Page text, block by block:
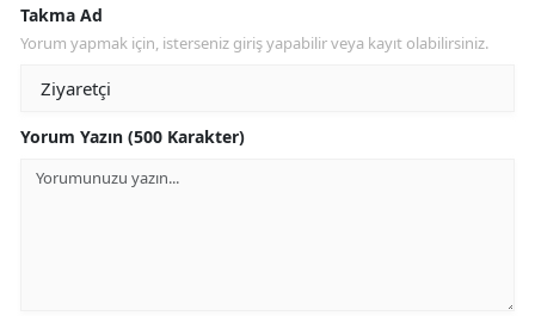
Takma Ad
Yorum yapmak için, isterseniz giriş yapabilir veya kayıt olabilirsiniz.
Yorum Yazın (500 Karakter)